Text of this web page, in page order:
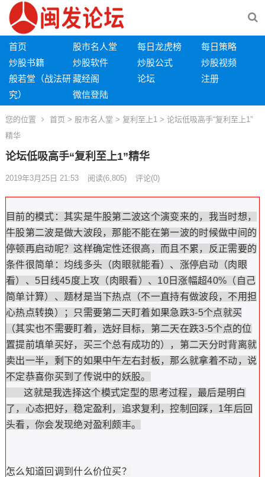
首页 股市名人堂 每日龙虎榜
每日策略
炒股书籍
炒股软件 炒股公式
炒股视频
般若堂（战法研
究）
藏经阁 论坛
注册
微信登陆
您的位置 首页 > 股市名人堂 > 复利至上1 > 论坛低吸高手“复利至上1”
精华
论坛低吸高手“复利至上1”精华
2019年3月25日 21:53 阅读(6,805) 评论(0)
目前的模式：其实是牛股第二波这个演变来的，我当时想，
牛股第二波是做大波段，那能不能在第一波的时候做中间的
停顿再启动呢？这样确定性还很高，而且不累，反正需要的
条件很简单：均线多头（肉眼就能看）、涨停启动（肉眼
看）、5日线45度上攻（肉眼看）、10日涨幅超40%（自己
简单计算）、题材是当下热点（不一直持有做波段，不用担
心热点转换）；只需要第二天盯着如果急跌3-5个点就买
（其实也不需要盯着，选好目标，第二天在跌3-5个点的位
置提前填单买好，买三个总有成功的），第二天分时背离就
卖出一半，剩下的如果中午左右封板，那么就拿着不动，说
不定恭喜你买到了传说中的妖股。
这就是我选择这个模式定型的思考过程，最后是明白
了，心态把好，稳定盈利，追求复利，控制回踩，1年后回
头看，你会发现绝对盈利颇丰。
怎么知道回调到什么价位买？